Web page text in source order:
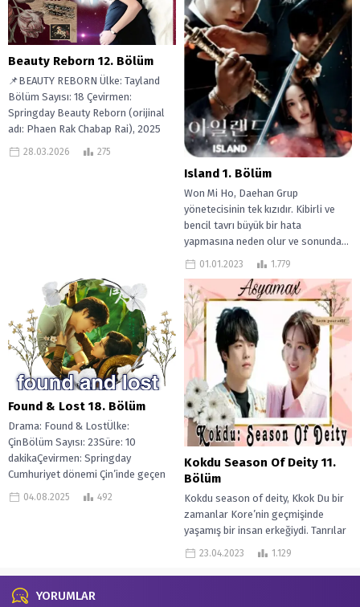
Beauty Reborn 12. Bölüm
📌BEAUTY REBORN Ülke: Tayland
Bölüm Sayısı: 18 Çevirmen:
Springday Beauty Reborn (orijinal
adı: Phaen Rak Chabap Rai), 2025
Tayland dizisi....
28.03.2026 275
Island 1. Bölüm
Won Mi Ho, Daehan Grup
yönetecisinin tek kızıdır. Kibirli ve
bencil tavrı büyük bir hata
yapmasına neden olur ve sonunda...
01.01.2023 1.779
Found & Lost 18. Bölüm
Drama: Found & LostÜlke:
ÇinBölüm Sayısı: 23Süre: 10
dakikaÇevirmen: Springday
Cumhuriyet dönemi Çin’inde geçen
bu hikâyede, Su Manli adlı genç...
04.08.2025 492
Kokdu Season Of Deity 11.
Bölüm
Kokdu season of deity, Kkok Du bir
zamanlar Kore’nin geçmişinde
yaşamış bir insan erkeğiydi. Tanrılar
onu, her 99 yılda bir...
23.04.2023 1.129
YORUMLAR